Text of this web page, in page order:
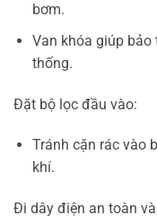
bơm.
Van khóa giúp bảo
thống.
Đặt bộ lọc đầu vào:
Tránh cặn rác vào
khí.
Đi dây điện an toàn